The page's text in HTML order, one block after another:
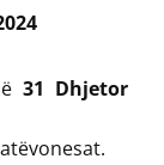
31 Dhjetor